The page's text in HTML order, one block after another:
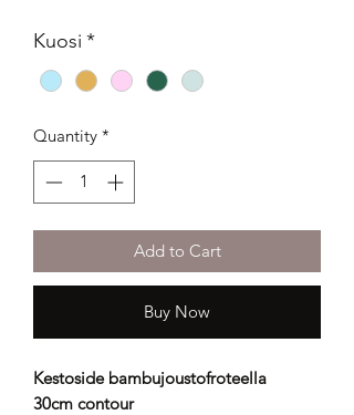
Kuosi *
Quantity *
Add to Cart
Buy Now
Kestoside bambujoustofroteella
30cm contour